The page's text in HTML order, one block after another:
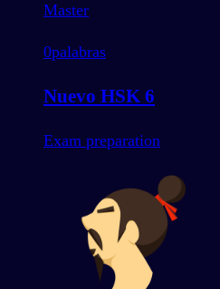
Master
0palabras
Nuevo HSK 6
Exam preparation